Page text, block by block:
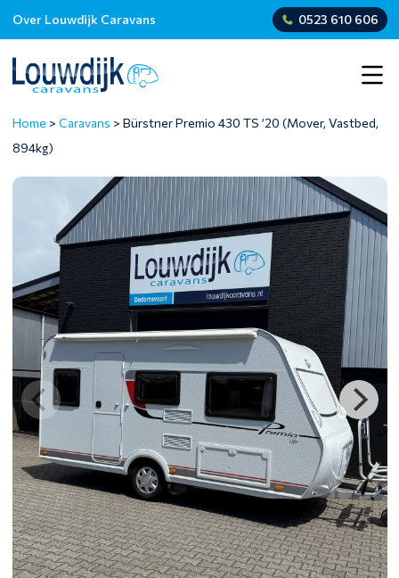
Over Louwdijk Caravans 0523 610 606
Home > Caravans > Bürstner Premio 430 TS ’20 (Mover, Vastbed,
894kg)